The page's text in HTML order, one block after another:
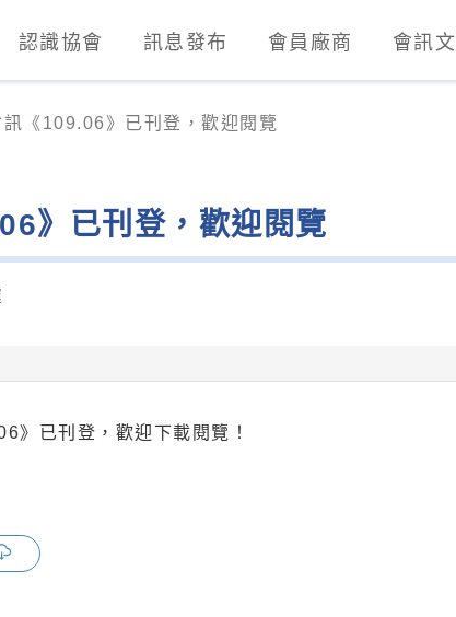
發展協會)
認識協會 訊息發布 會員廠商 會訊
訊《109.06》已刊登，歡迎閱覽
》已刊登，歡迎閱覽
》已刊登，歡迎下載閱覽！